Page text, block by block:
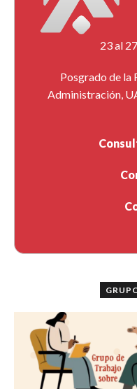
23 al
Posgrado de la
Administración,